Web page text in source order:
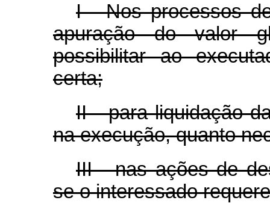
I - Nos processos
apuração do valor
possibilitar ao
certa;
II - para liquidação
na execução, quanto
III - nas ações de
se o interessado